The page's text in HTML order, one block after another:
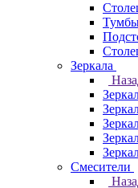
Зеркала
Смесители